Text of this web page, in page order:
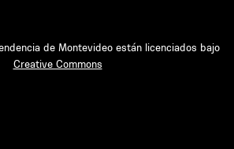
de Montevideo están licenciados bajo
Creative Commons